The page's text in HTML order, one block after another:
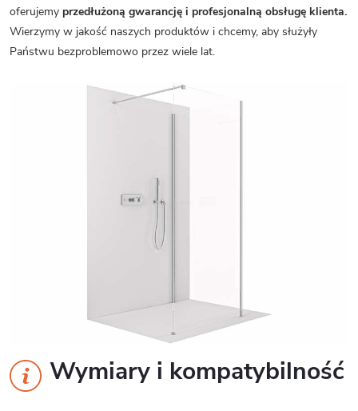
oferujemy przedłużoną gwarancję i profesjonalną obsługę klienta.
Wierzymy w jakość naszych produktów i chcemy, aby służyły
Państwu bezproblemowo przez wiele lat.
Wymiary i kompatybilność